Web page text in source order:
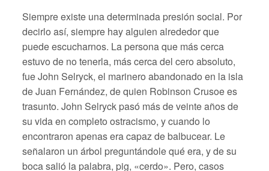
Siempre existe una determinada presión social. Por
decirlo así, siempre hay alguien alrededor que
puede escucharnos. La persona que más cerca
estuvo de no tenerla, más cerca del cero absoluto,
fue John Selryck, el marinero abandonado en la isla
de Juan Fernández, de quien Robinson Crusoe es
trasunto. John Selryck pasó más de veinte años de
su vida en completo ostracismo, y cuando lo
encontraron apenas era capaz de balbucear. Le
señalaron un árbol preguntándole qué era, y de su
boca salió la palabra, pig, «cerdo». Pero, casos